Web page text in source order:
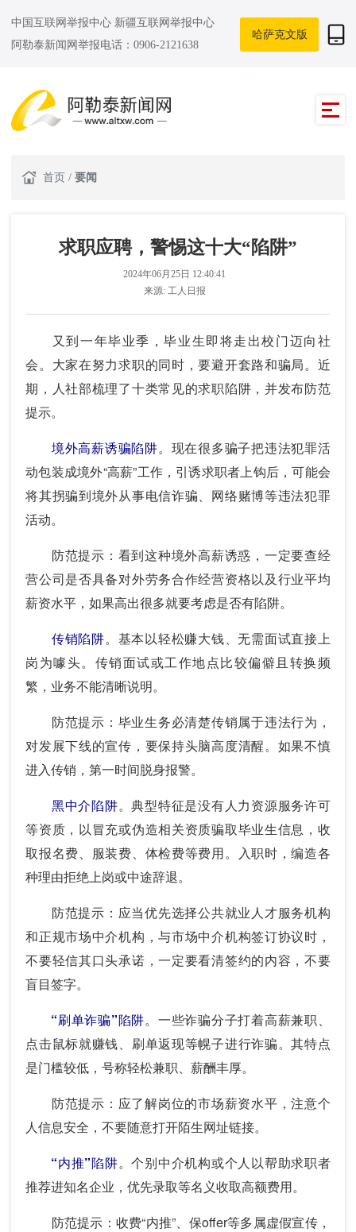
中国互联网举报中心 新疆互联网举报中心
阿勒泰新闻网举报电话：0906-2121638
哈萨克文版
首页 / 要闻
求职应聘，警惕这十大“陷阱”
2024年06月25日 12:40:41
来源: 工人日报
又到一年毕业季，毕业生即将走出校门迈向社
会。大家在努力求职的同时，要避开套路和骗局。近
期，人社部梳理了十类常见的求职陷阱，并发布防范
提示。
境外高薪诱骗陷阱。现在很多骗子把违法犯罪活
动包装成境外“高薪”工作，引诱求职者上钩后，可能会
将其拐骗到境外从事电信诈骗、网络赌博等违法犯罪
活动。
防范提示：看到这种境外高薪诱惑，一定要查经
营公司是否具备对外劳务合作经营资格以及行业平均
薪资水平，如果高出很多就要考虑是否有陷阱。
传销陷阱。基本以轻松赚大钱、无需面试直接上
岗为噱头。传销面试或工作地点比较偏僻且转换频
繁，业务不能清晰说明。
防范提示：毕业生务必清楚传销属于违法行为，
对发展下线的宣传，要保持头脑高度清醒。如果不慎
进入传销，第一时间脱身报警。
黑中介陷阱。典型特征是没有人力资源服务许可
等资质，以冒充或伪造相关资质骗取毕业生信息，收
取报名费、服装费、体检费等费用。入职时，编造各
种理由拒绝上岗或中途辞退。
防范提示：应当优先选择公共就业人才服务机构
和正规市场中介机构，与市场中介机构签订协议时，
不要轻信其口头承诺，一定要看清签约的内容，不要
盲目签字。
“刷单诈骗”陷阱。一些诈骗分子打着高薪兼职、
点击鼠标就赚钱、刷单返现等幌子进行诈骗。其特点
是门槛较低，号称轻松兼职、薪酬丰厚。
防范提示：应了解岗位的市场薪资水平，注意个
人信息安全，不要随意打开陌生网址链接。
“内推”陷阱。个别中介机构或个人以帮助求职者
推荐进知名企业，优先录取等名义收取高额费用。
防范提示：收费“内推”、保offer等多属虚假宣传，